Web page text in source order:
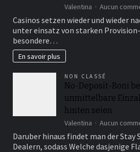
Valentina Aucun
Casinos setzen wieder und wieder
unter einsatz von starken
besondere…
En savoir plus
NON CLASSÉ
No-Deposit-Boni
unmittelbare
hinten seien
Valentina Aucun
Daruber hinaus findet man der Stay
Dealern, sodass Welche dasjenige